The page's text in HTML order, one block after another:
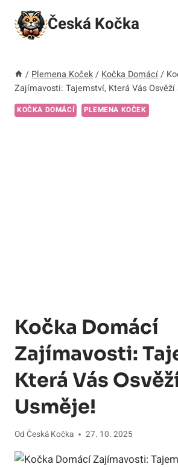
Přeskočit
obsah
Česká Kočka
/ Plemena Koček / Kočka Domácí /
Zajímavosti: Tajemství, Která Vás Osvěží
KOČKA DOMÁCÍ PLEMENA KOČEK
Kočka Domácí
Zajímavosti:
Která Vás
Usměje!
Od Česká Kočka 27. 10. 2025